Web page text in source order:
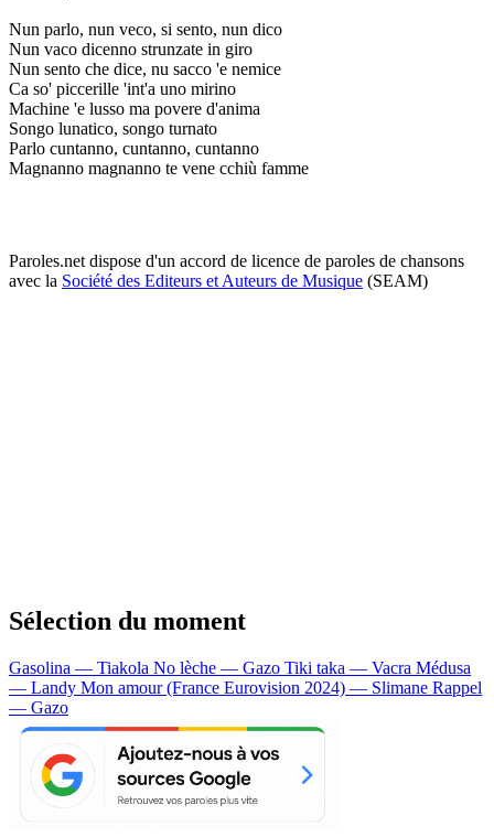
Nun parlo, nun veco, si sento, nun dico
Nun vaco dicenno strunzate in giro
Nun sento che dice, nu sacco 'e nemice
Ca so' piccerille 'int'a uno mirino
Machine 'e lusso ma povere d'anima
Songo lunatico, songo turnato
Parlo cuntanno, cuntanno, cuntanno
Magnanno magnanno te vene cchiù famme
Paroles.net dispose d'un accord de licence de paroles de chansons
avec la Société des Editeurs et Auteurs de Musique (SEAM)
Sélection du moment
Gasolina — Tiakola No lèche — Gazo Tiki taka — Vacra Médusa
— Landy Mon amour (France Eurovision 2024) — Slimane Rappel
— Gazo